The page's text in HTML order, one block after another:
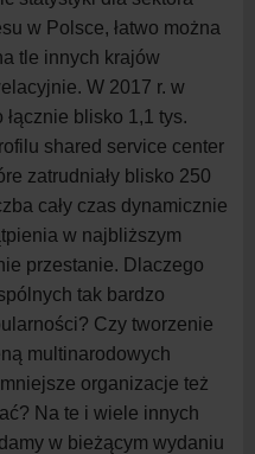
w Polsce, łatwo można
tle innych krajów
W 2017 r. w
łącznie blisko 1,1 tys.
shared service center
zatrudniały blisko 250
cały czas dynamicznie
w najbliższym
przestanie. Dlaczego
tak bardzo
Czy tworzenie
multinarodowych
organizacje też
Na te i wiele innych
w bieżącym wydaniu